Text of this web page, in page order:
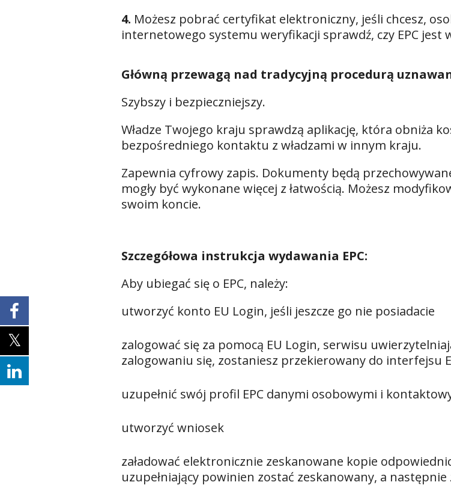
4. Możesz pobrać certyfikat elektroniczny, jeśli chcesz,
internetowego systemu weryfikacji sprawdź, czy EPC jest
Główną przewagą nad tradycyjną procedurą
Szybszy i bezpieczniejszy.
Władze Twojego kraju sprawdzą aplikację, która obniża
bezpośredniego kontaktu z władzami w innym kraju.
Zapewnia cyfrowy zapis. Dokumenty będą
mogły być wykonane więcej z łatwością. Możesz
swoim koncie.
Szczegółowa instrukcja wydawania EPC:
Aby ubiegać się o EPC, należy:
utworzyć konto EU Login, jeśli jeszcze go nie posiadacie
zalogować się za pomocą EU Login, serwisu
zalogowaniu się, zostaniesz przekierowany do interfejsu
uzupełnić swój profil EPC danymi osobowymi i
utworzyć wniosek
załadować elektronicznie zeskanowane kopie
uzupełniający powinien zostać zeskanowany, a